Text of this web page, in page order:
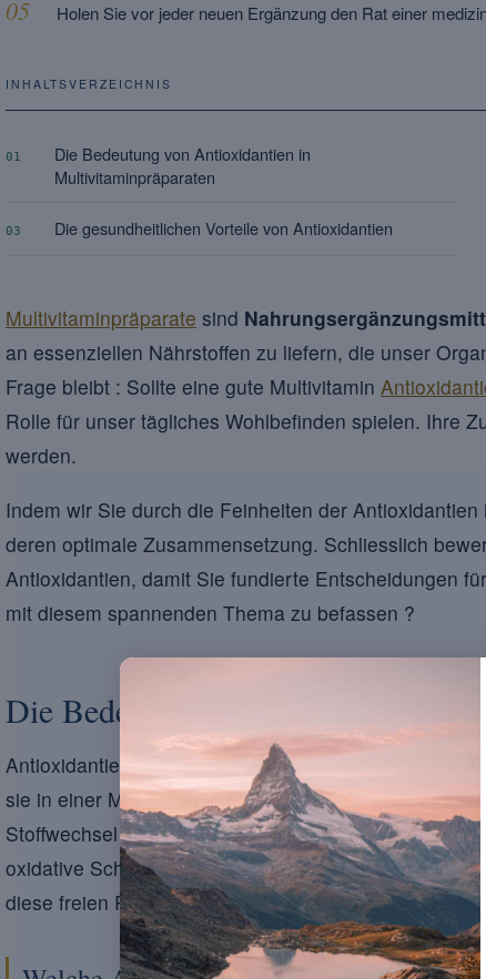
Holen Sie vor jeder neuen Ergänzung den Rat einer
INHALTSVERZEICHNIS
01
Die Bedeutung von Antioxidantien in
Multivitaminpräparaten
03 Die gesundheitlichen Vorteile von Antioxidantien
Multivitaminpräparate sind
an essenziellen Nährstoffen zu liefern, die unser
Frage bleibt : Sollte eine gute Multivitamin
Rolle für unser tägliches Wohlbefinden spielen. Ihre
werden.
Indem wir Sie durch die Feinheiten der
deren optimale Zusammensetzung. Schliesslich
Antioxidantien, damit Sie fundierte Entscheidungen
mit diesem spannenden Thema zu befassen ?
Die Bedeutung von Antioxidantien
Antioxidantien spielen eine entscheidende Rolle für
sie in einer Multivitaminformel so wichtig ? Freie
Stoffwechsel entstehen oder von Umweltfaktoren
oxidative Schäden an den Zellen verursachen. Hier
diese freien Radikale und begrenzen so den